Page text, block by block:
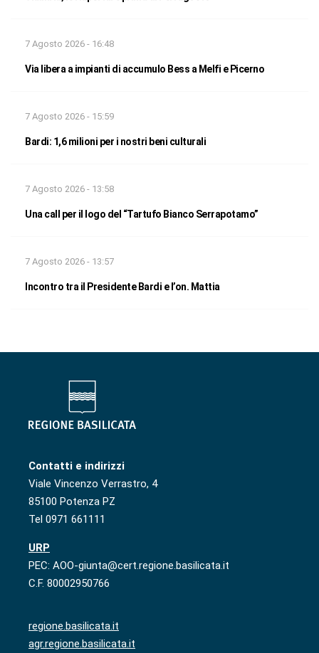
7 Agosto 2026 - 16:48
Via libera a impianti di accumulo Bess a Melfi e Picerno
7 Agosto 2026 - 15:59
Bardi: 1,6 milioni per i nostri beni culturali
7 Agosto 2026 - 13:58
Una call per il logo del “Tartufo Bianco Serrapotamo”
7 Agosto 2026 - 13:57
Incontro tra il Presidente Bardi e l’on. Mattia
Contatti e indirizzi
Viale Vincenzo Verrastro, 4
85100 Potenza PZ
Tel 0971 661111
URP
PEC: AOO-giunta@cert.regione.basilicata.it
C.F. 80002950766
regione.basilicata.it
agr.regione.basilicata.it